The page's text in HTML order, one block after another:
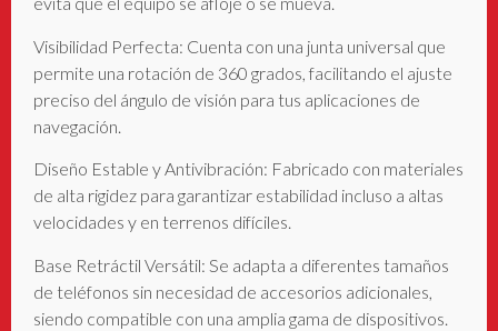
Visibilidad Perfecta: Cuenta con una junta universal que
permite una rotación de 360 grados, facilitando el ajuste
preciso del ángulo de visión para tus aplicaciones de
navegación.
Diseño Estable y Antivibración: Fabricado con materiales
de alta rigidez para garantizar estabilidad incluso a altas
velocidades y en terrenos difíciles.
Base Retráctil Versátil: Se adapta a diferentes tamaños
de teléfonos sin necesidad de accesorios adicionales,
siendo compatible con una amplia gama de dispositivos.